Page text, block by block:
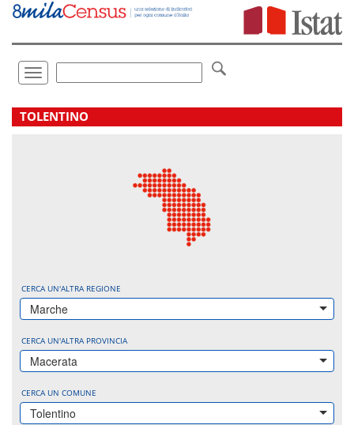
Vai
direttamente
Toggle
navigation
.
TOLENTINO
CERCA UN'ALTRA REGIONE
Marche
CERCA UN'ALTRA PROVINCIA
Macerata
CERCA UN COMUNE
Tolentino